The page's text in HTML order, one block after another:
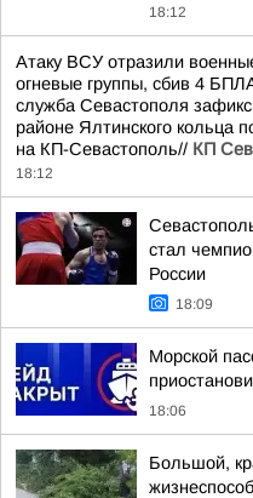
18:12
Атаку ВСУ отразили
огневые группы, сбив 4
служба Севастополя
районе Ялтинского
на КП-Севастополь// КП
18:12
стал
России
18:09
Морской
18:06
Большой,